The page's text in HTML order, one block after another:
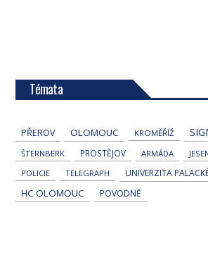
Témata
PŘEROV OLOMOUC KROMĚŘÍŽ
ŠTERNBERK PROSTĚJOV ARMÁDA
POLICIE
TELEGRAPH UNIVERZITA
HC OLOMOUC POVODNĚ